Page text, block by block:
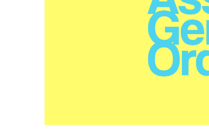
Hit enter to search or ESC to close